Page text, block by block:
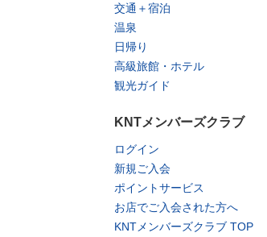
交通＋宿泊
温泉
日帰り
高級旅館・ホテル
観光ガイド
KNTメンバーズクラブ
ログイン
新規ご入会
ポイントサービス
お店でご入会された方へ
KNTメンバーズクラブ TOP